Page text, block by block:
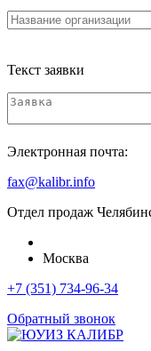
Текст заявки
Электронная почта:
fax@kalibr.info
Отдел продаж
Москва
+7 (351) 734-96-34
Обратный звонок